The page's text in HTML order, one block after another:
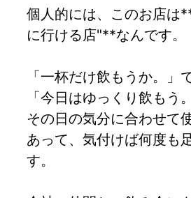
個人的には、このお店は
に行ける店"**なんです。
「一杯だけ飲もうか。」
「今日はゆっくり飲もう
その日の気分に合わせて
あって、気付けば何度も
す。